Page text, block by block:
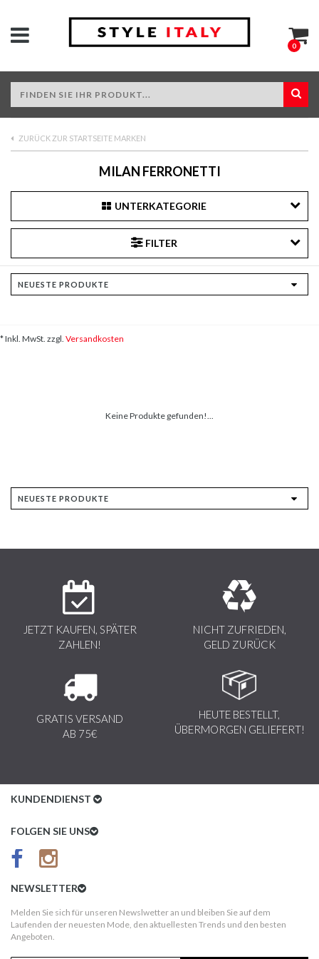
0
ZURÜCK ZUR STARTSEITE MARKEN
MILAN FERRONETTI
UNTERKATEGORIE
FILTER
* Inkl. MwSt. zzgl. Versandkosten
Keine Produkte gefunden!...
JETZT KAUFEN, SPÄTER
ZAHLEN!
NICHT ZUFRIEDEN,
GELD ZURÜCK
GRATIS VERSAND
AB 75€
HEUTE BESTELLT,
ÜBERMORGEN GELIEFERT!
KUNDENDIENST
Kundenservice
AGB
Kundeninformationen
FOLGEN SIE UNS
NEWSLETTER
Melden Sie sich für unseren Newslwetter an und bleiben Sie auf dem
Laufenden der neuesten Mode, den aktuellesten Trends und den besten
Angeboten.